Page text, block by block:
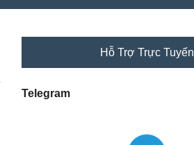
Hỗ Trợ Trực Tuyến
Telegram